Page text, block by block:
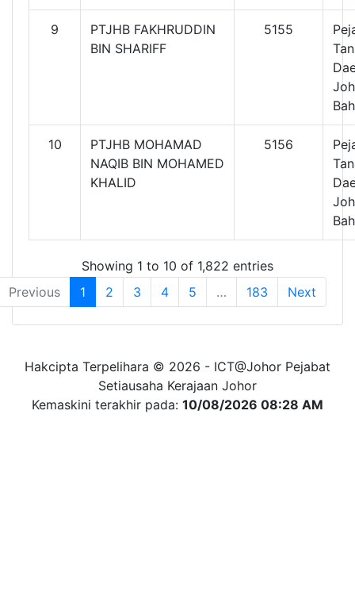
9
PTJHB FAKHRUDDIN
BIN SHARIFF
5155
10
PTJHB MOHAMAD
NAQIB BIN MOHAMED
KHALID
5156
Showing 1 to 10 of 1,822 entries
Previous
1 2 3 4 5 … 183 Next
Hakcipta Terpelihara © 2026 - ICT@Johor Pejabat
Setiausaha Kerajaan Johor
Kemaskini terakhir pada: 10/08/2026 08:28 AM